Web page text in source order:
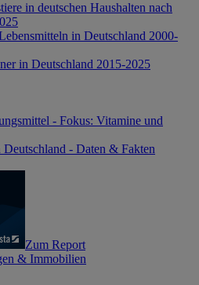
in deutschen Haushalten nach
in Deutschland 2000-
in Deutschland 2015-2025
- Fokus: Vitamine und
- Daten & Fakten
Zum Report
& Immobilien